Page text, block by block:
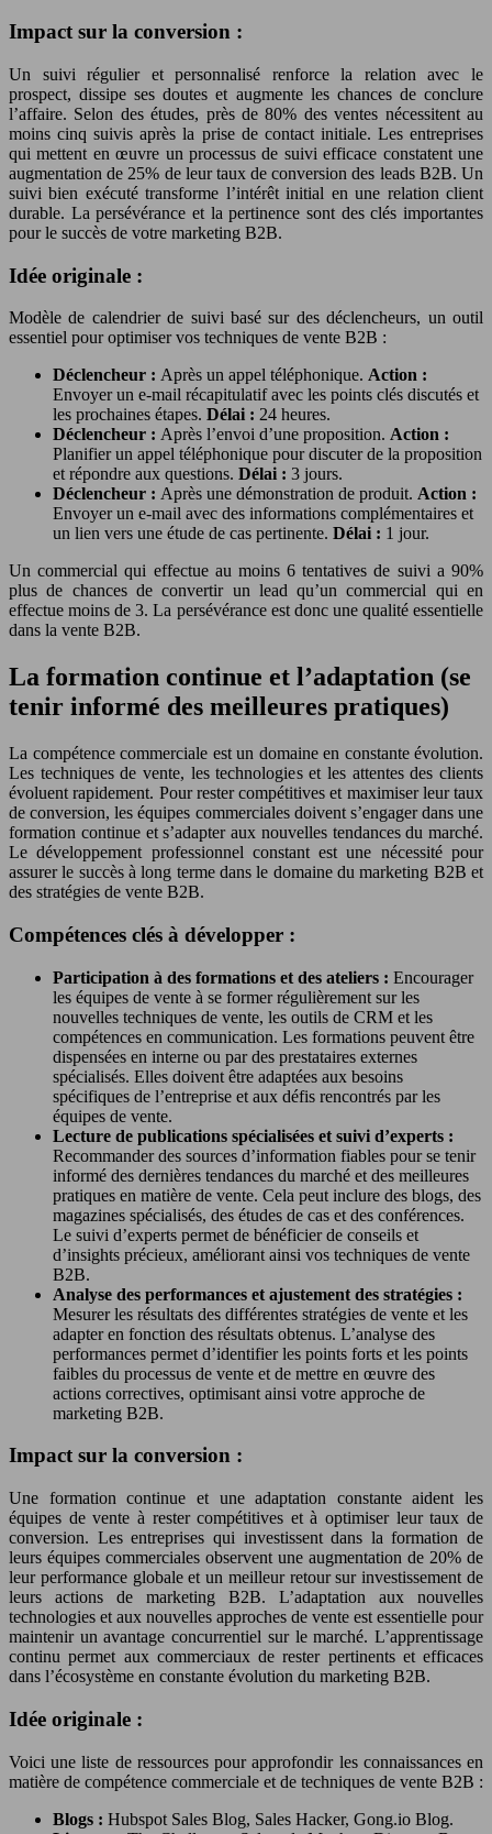
Impact sur la conversion :
Un suivi régulier et personnalisé renforce la relation avec le
prospect, dissipe ses doutes et augmente les chances de conclure
l’affaire. Selon des études, près de 80% des ventes nécessitent au
moins cinq suivis après la prise de contact initiale. Les entreprises
qui mettent en œuvre un processus de suivi efficace constatent une
augmentation de 25% de leur taux de conversion des leads B2B. Un
suivi bien exécuté transforme l’intérêt initial en une relation client
durable. La persévérance et la pertinence sont des clés importantes
pour le succès de votre marketing B2B.
Idée originale :
Modèle de calendrier de suivi basé sur des déclencheurs, un outil
essentiel pour optimiser vos techniques de vente B2B :
Déclencheur : Après un appel téléphonique. Action :
Envoyer un e-mail récapitulatif avec les points clés discutés et
les prochaines étapes. Délai : 24 heures.
Déclencheur : Après l’envoi d’une proposition. Action :
Planifier un appel téléphonique pour discuter de la proposition
et répondre aux questions. Délai : 3 jours.
Déclencheur : Après une démonstration de produit. Action :
Envoyer un e-mail avec des informations complémentaires et
un lien vers une étude de cas pertinente. Délai : 1 jour.
Un commercial qui effectue au moins 6 tentatives de suivi a 90%
plus de chances de convertir un lead qu’un commercial qui en
effectue moins de 3. La persévérance est donc une qualité essentielle
dans la vente B2B.
La formation continue et l’adaptation (se
tenir informé des meilleures pratiques)
La compétence commerciale est un domaine en constante évolution.
Les techniques de vente, les technologies et les attentes des clients
évoluent rapidement. Pour rester compétitives et maximiser leur taux
de conversion, les équipes commerciales doivent s’engager dans une
formation continue et s’adapter aux nouvelles tendances du marché.
Le développement professionnel constant est une nécessité pour
assurer le succès à long terme dans le domaine du marketing B2B et
des stratégies de vente B2B.
Compétences clés à développer :
Participation à des formations et des ateliers : Encourager
les équipes de vente à se former régulièrement sur les
nouvelles techniques de vente, les outils de CRM et les
compétences en communication. Les formations peuvent être
dispensées en interne ou par des prestataires externes
spécialisés. Elles doivent être adaptées aux besoins
spécifiques de l’entreprise et aux défis rencontrés par les
équipes de vente.
Lecture de publications spécialisées et suivi d’experts :
Recommander des sources d’information fiables pour se tenir
informé des dernières tendances du marché et des meilleures
pratiques en matière de vente. Cela peut inclure des blogs, des
magazines spécialisés, des études de cas et des conférences.
Le suivi d’experts permet de bénéficier de conseils et
d’insights précieux, améliorant ainsi vos techniques de vente
B2B.
Analyse des performances et ajustement des stratégies :
Mesurer les résultats des différentes stratégies de vente et les
adapter en fonction des résultats obtenus. L’analyse des
performances permet d’identifier les points forts et les points
faibles du processus de vente et de mettre en œuvre des
actions correctives, optimisant ainsi votre approche de
marketing B2B.
Impact sur la conversion :
Une formation continue et une adaptation constante aident les
équipes de vente à rester compétitives et à optimiser leur taux de
conversion. Les entreprises qui investissent dans la formation de
leurs équipes commerciales observent une augmentation de 20% de
leur performance globale et un meilleur retour sur investissement de
leurs actions de marketing B2B. L’adaptation aux nouvelles
technologies et aux nouvelles approches de vente est essentielle pour
maintenir un avantage concurrentiel sur le marché. L’apprentissage
continu permet aux commerciaux de rester pertinents et efficaces
dans l’écosystème en constante évolution du marketing B2B.
Idée originale :
Voici une liste de ressources pour approfondir les connaissances en
matière de compétence commerciale et de techniques de vente B2B :
Blogs : Hubspot Sales Blog, Sales Hacker, Gong.io Blog.